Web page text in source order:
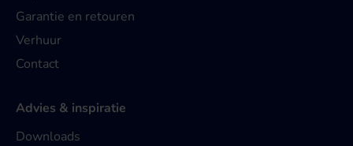
Garantie en retouren
Verhuur
Contact
Advies & inspiratie
Downloads